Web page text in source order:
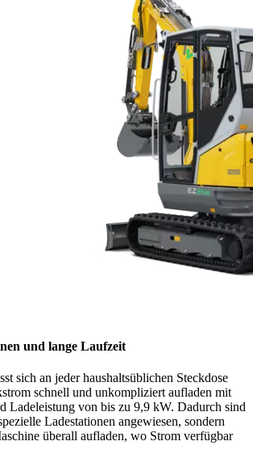
und lange Laufzeit
sich an jeder haushaltsüblichen Steckdose
schnell und unkompliziert aufladen mit
Ladeleistung von bis zu 9,9 kW. Dadurch sind
Ladestationen angewiesen, sondern
überall aufladen, wo Strom verfügbar